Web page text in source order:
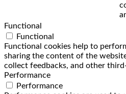
Functional
Functional
Functional cookies help to
sharing the content of the
collect feedbacks, and other
Performance
Performance